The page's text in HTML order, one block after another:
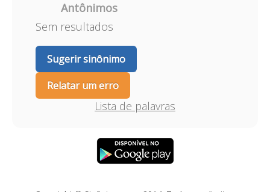
Antônimos
Sem resultados
Sugerir sinônimo
Relatar um erro
Lista de palavras